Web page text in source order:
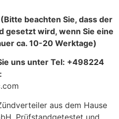
beachten Sie, dass der
gesetzt wird, wenn Sie eine
ca. 10-20 Werktage)
uns unter Tel: +498224
aus dem Hause
Prüfstandgetestet und